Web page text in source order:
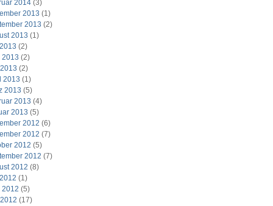
2014(3)
2013 (1)
2013 (2)
2013 (1)
(2)
2013 (2)
(2)
2013 (1)
2013 (5)
2013 (4)
2013 (5)
2012 (6)
2012 (7)
2012 (5)
2012 (7)
2012 (8)
(1)
2012 (5)
(17)